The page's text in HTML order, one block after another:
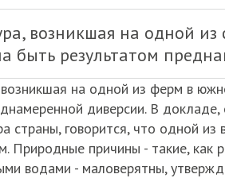
возникшая на одной
быть результатом
на одной из ферм в
диверсии. В
страны, говорится, что одной из
Природные причины - такие, как
водами - маловерятны,